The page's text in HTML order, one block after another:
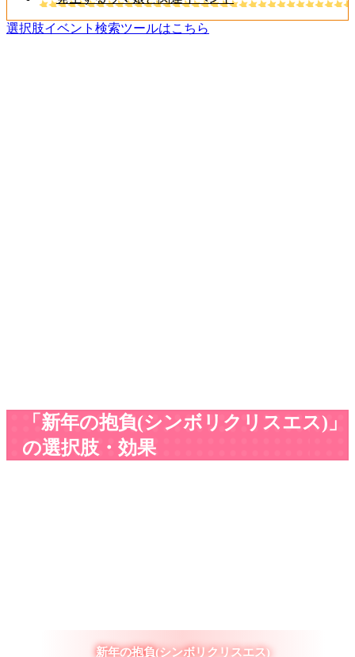
選択肢イベント検索ツールはこちら
「新年の抱負(シンボリクリスエス)」
の選択肢・効果
新年の抱負(シンボリクリスエス)